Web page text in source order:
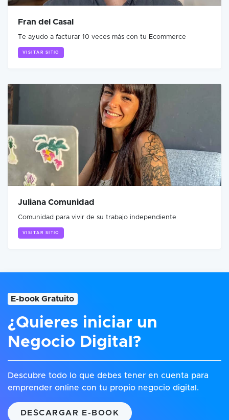
Fran del Casal
Te ayudo a facturar 10 veces más con tu Ecommerce
VISITAR SITIO
Juliana Comunidad
Comunidad para vivir de su trabajo independiente
VISITAR SITIO
E-book Gratuito
¿Quieres iniciar un
Negocio Digital?
Descubre todo lo que debes tener en cuenta para
emprender online con tu propio negocio digital.
DESCARGAR E-BOOK